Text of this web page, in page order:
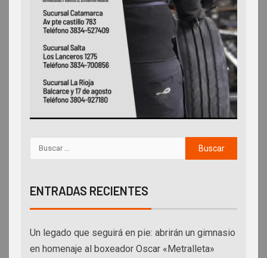
ENTRADAS RECIENTES
Un legado que seguirá en pie: abrirán un gimnasio
en homenaje al boxeador Oscar «Metralleta»